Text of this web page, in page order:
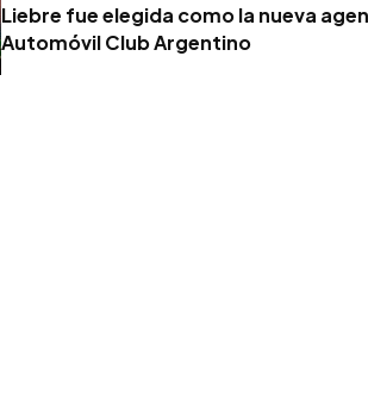
Liebre fue elegida como la nueva
Automóvil Club Argentino